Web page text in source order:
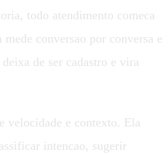
todo atendimento comeca
conversao por conversa e
de ser cadastro e vira
velocidade e contexto. Ela
intencao, sugerir